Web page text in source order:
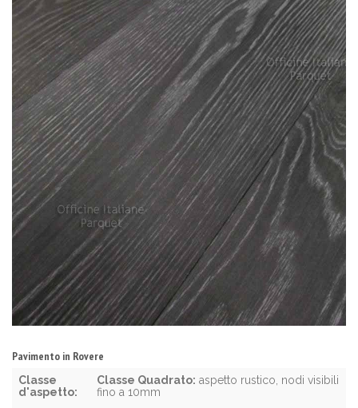
Pavimento in Rovere
Classe
d'aspetto:
Classe Quadrato: aspetto rustico, nodi visibili
fino a 10mm